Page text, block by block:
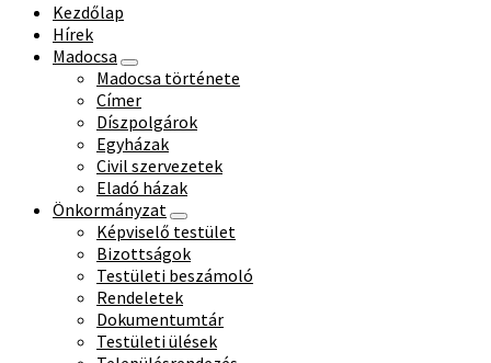
Kezdőlap
Hírek
Madocsa
Madocsa története
Címer
Díszpolgárok
Egyházak
Civil szervezetek
Eladó házak
Önkormányzat
Képviselő testület
Bizottságok
Testületi beszámoló
Rendeletek
Dokumentumtár
Testületi ülések